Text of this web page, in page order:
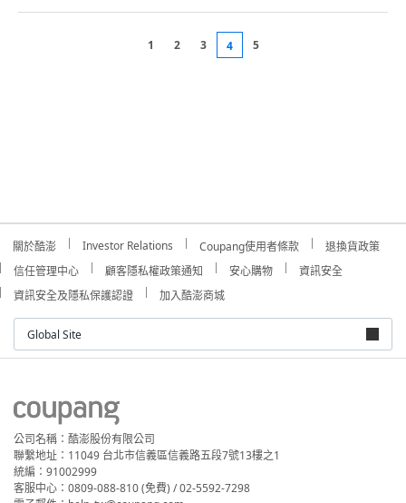
1 2 3 4 5
關於酷澎 Investor Relations Coupang使用者條款
退換貨政策
信任管理中心
顧客隱私權政策通知 安心購物
資訊安全
資訊安全及隱私保護認證
加入酷澎商城
Global Site
公司名稱：酷澎股份有限公司
聯繫地址：11049 台北市信義區信義路五段7號13樓之1
統編：91002999
客服中心：0809-088-810 (免費) / 02-5592-7298